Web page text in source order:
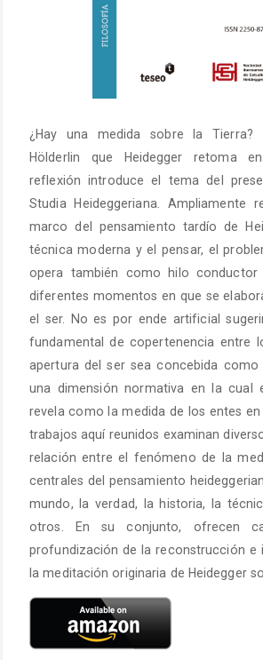
¿Hay una medida sobre la Tierra?
Hölderlin que Heidegger retoma
reflexión introduce el tema del
Studia Heideggeriana. Ampliamente
marco del pensamiento tardío de
técnica moderna y el pensar, el
opera también como hilo conductor
diferentes momentos en que se
el ser. No es por ende artificial
fundamental de copertenencia entre
apertura del ser sea concebida como
una dimensión normativa en la cual
revela como la medida de los entes
trabajos aquí reunidos examinan
relación entre el fenómeno de la
centrales del pensamiento
mundo, la verdad, la historia, la
otros. En su conjunto, ofrecen
profundización de la reconstrucción e
la meditación originaria de Heidegger